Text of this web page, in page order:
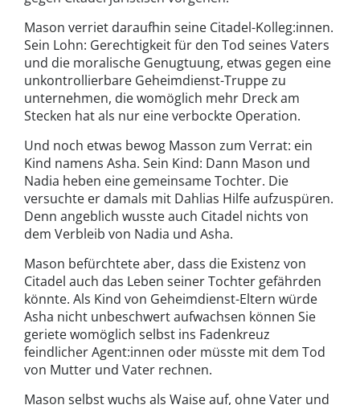
Mason verriet daraufhin seine Citadel-Kolleg:innen.
Sein Lohn: Gerechtigkeit für den Tod seines Vaters
und die moralische Genugtuung, etwas gegen eine
unkontrollierbare Geheimdienst-Truppe zu
unternehmen, die womöglich mehr Dreck am
Stecken hat als nur eine verbockte Operation.
Und noch etwas bewog Masson zum Verrat: ein
Kind namens Asha. Sein Kind: Dann Mason und
Nadia heben eine gemeinsame Tochter. Die
versuchte er damals mit Dahlias Hilfe aufzuspüren.
Denn angeblich wusste auch Citadel nichts von
dem Verbleib von Nadia und Asha.
Mason befürchtete aber, dass die Existenz von
Citadel auch das Leben seiner Tochter gefährden
könnte. Als Kind von Geheimdienst-Eltern würde
Asha nicht unbeschwert aufwachsen können Sie
geriete womöglich selbst ins Fadenkreuz
feindlicher Agent:innen oder müsste mit dem Tod
von Mutter und Vater rechnen.
Mason selbst wuchs als Waise auf, ohne Vater und